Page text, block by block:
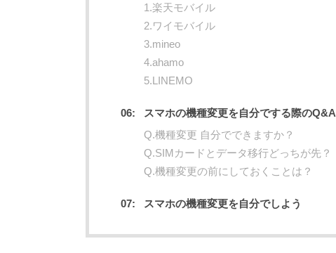
1.楽天モバイル
2.ワイモバイル
3.mineo
4.ahamo
5.LINEMO
スマホの機種変更を自分でする際のQ&A
Q.機種変更 自分でできますか？
Q.SIMカードとデータ移行どっちが先？
Q.機種変更の前にしておくことは？
スマホの機種変更を自分でしよう